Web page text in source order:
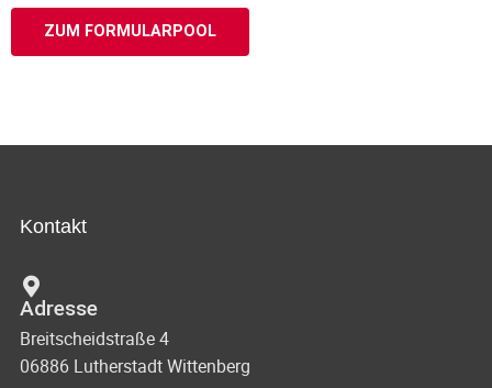
ZUM FORMULARPOOL
Kontakt
Adresse
Breitscheidstraße 4
06886 Lutherstadt Wittenberg